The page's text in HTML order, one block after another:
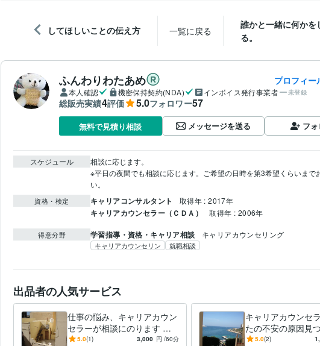
してほしいことの伝え方 一覧に戻る
誰かと一緒に何かを
る。
ふんわりわたあめ プロフィー
本人確認 機密保持契約(NDA) インボイス発行事業者 未登録
総販売実績4評価 5.0フォロワー57
無料で見積り相談 メッセージを送る フ
スケジュール
相談に応じます。
※平日の夜間でも相談に応じます。ご希望の日時を第3希望くらいまで
い。
資格・検定 キャリアコンサルタント 取得年 : 2017年
キャリアカウンセラー（ＣＤＡ） 取得年 : 2006年
得意分野 学習指導・資格・キャリア相談 キャリアカウンセリング
キャリアカウンセリン 就職相談
出品者の人気サービス
仕事の悩み、キャリアカウン
セラーが相談にのります 心
のモヤモヤ軽くします。ちょ
5.0(1) 3,000 円 /60分
キャリアカウンセ
たの不安の原因見
大したことないと
5.0(2)